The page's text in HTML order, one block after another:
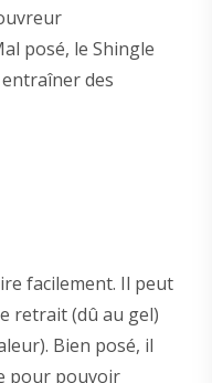
posé, le Shingle
des
facilement. Il peut
retrait (dû au gel)
Bien posé, il
pour pouvoir